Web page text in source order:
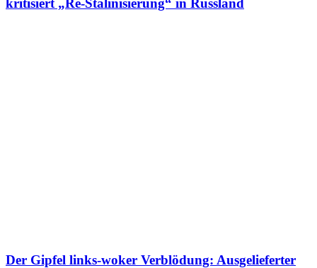
kritisiert „Re-Stalinisierung“ in Russland
Der Gipfel links-woker Verblödung: Ausgelieferter